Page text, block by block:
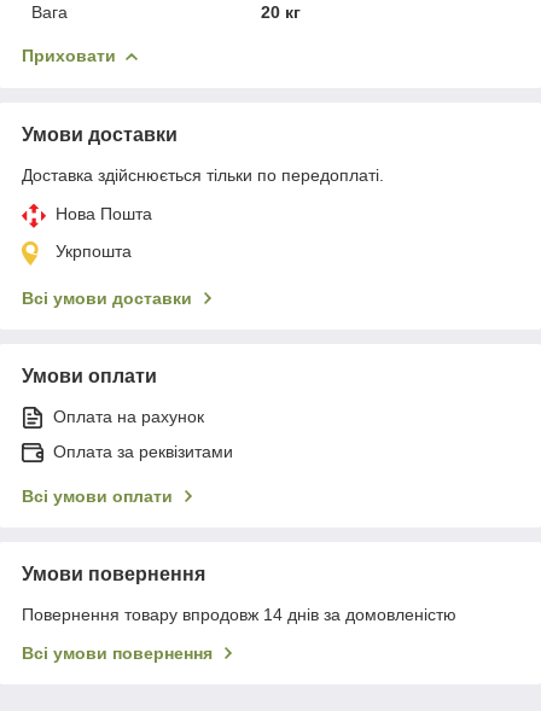
Вага
20 кг
Приховати
Умови доставки
Доставка здійснюється тільки по передоплаті.
Нова Пошта
Укрпошта
Всі умови доставки
Умови оплати
Оплата на рахунок
Оплата за реквізитами
Всі умови оплати
Умови повернення
Повернення товару впродовж 14 днів за домовленістю
Всі умови повернення